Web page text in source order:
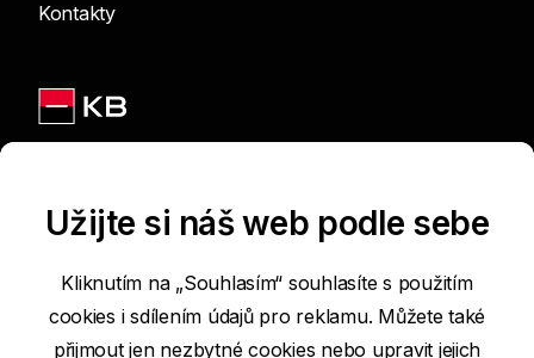
Kontakty
Podmínky používání internetových stránek
Užijte si náš web podle sebe
Kliknutím na „Souhlasím“ souhlasíte s použitím
cookies i sdílením údajů pro reklamu. Můžete také
přijmout jen nezbytné cookies nebo upravit jejich